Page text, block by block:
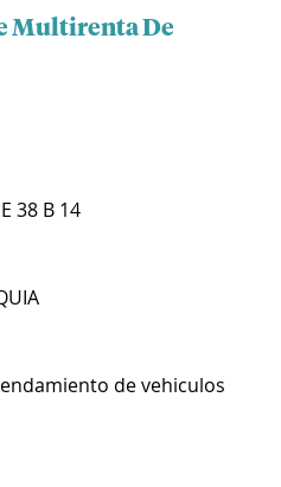
Multirenta De
38 B 14
de vehiculos